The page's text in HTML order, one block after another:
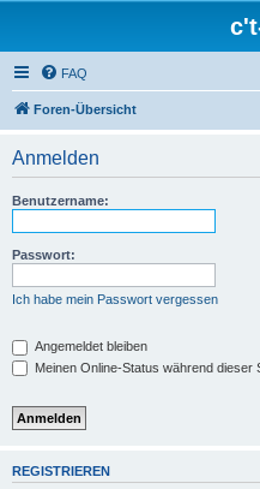
FAQ
Foren-Übersicht
Anmelden
Benutzername:
Passwort:
Ich habe mein Passwort vergessen
Angemeldet bleiben
Meinen Online-Status während dieser
REGISTRIEREN